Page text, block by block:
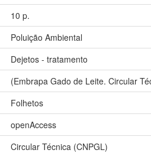
10 p.
Poluição Ambiental
Dejetos - tratamento
(Embrapa Gado de Leite. Circular
Folhetos
openAccess
Circular Técnica (CNPGL)